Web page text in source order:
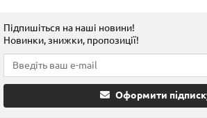
Підпишіться на наші новини!
Новинки, знижки, пропозиції!
Оформити